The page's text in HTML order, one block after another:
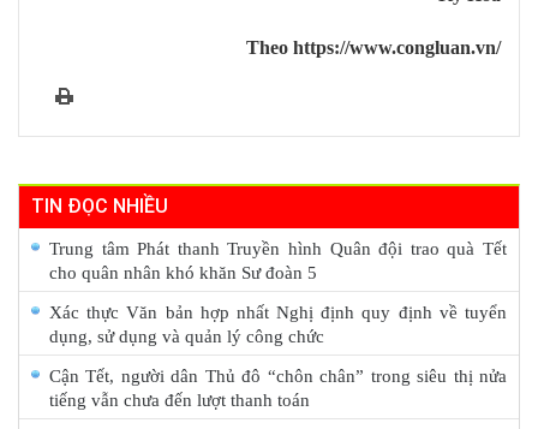
Theo https://www.congluan.vn/
TIN ĐỌC NHIỀU
Trung tâm Phát thanh Truyền hình Quân đội trao quà Tết
cho quân nhân khó khăn Sư đoàn 5
Xác thực Văn bản hợp nhất Nghị định quy định về tuyển
dụng, sử dụng và quản lý công chức
Cận Tết, người dân Thủ đô “chôn chân” trong siêu thị nửa
tiếng vẫn chưa đến lượt thanh toán